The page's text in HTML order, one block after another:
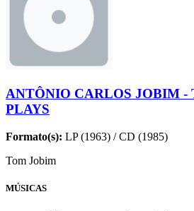
ANTÔNIO CARLOS JOBIM -
PLAYS
Formato(s): LP (1963) / CD (1985)
Tom Jobim
MÚSICAS